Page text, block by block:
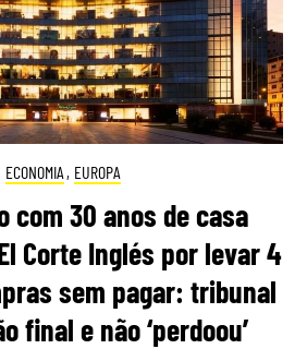
ECONOMIA , EUROPA
com 30 anos de casa
Corte Inglés por levar 4
sem pagar: tribunal
final e não ‘perdoou’